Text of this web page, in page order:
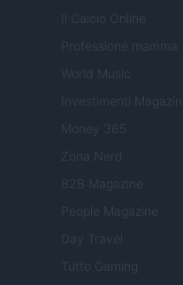
Il Calcio Online
Professione mamma
World Music
Investimenti Magazine
Money 365
Zona Nerd
B2B Magazine
People Magazine
Day Travel
Tutto Gaming